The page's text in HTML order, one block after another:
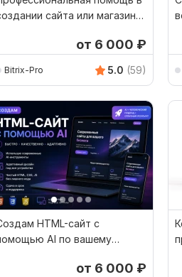
сайта или магазина
от 6 000 ₽
Bitrix-Pro 5.0 (59)
HTML-сайт с
AI по вашему
от 6 000 ₽